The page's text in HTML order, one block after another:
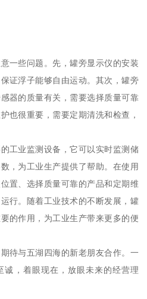
一些问题。先，罐旁显示仪的安装
证浮子能够自由运动。其次，罐旁
器的质量有关，需要选择质量可靠
也很重要，需要定期清洗和检查，
工业监测设备，它可以实时监测储
，为工业生产提供了帮助。在使用
置、选择质量可靠的产品和定期维
行。随着工业技术的不断发展，罐
的作用，为工业生产带来更多的便
待与五湖四海的新老朋友合作。一
诚，着眼现在，放眼未来的经营理